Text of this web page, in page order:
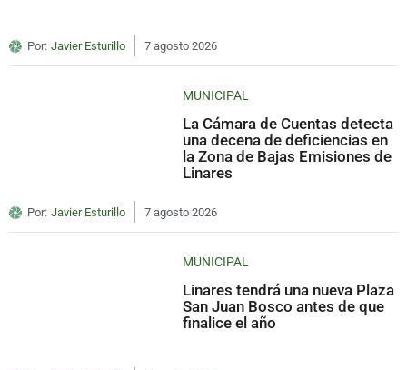
Por: Javier Esturillo 7 agosto 2026
MUNICIPAL
La Cámara de Cuentas detecta
una decena de deficiencias en
la Zona de Bajas Emisiones de
Linares
Por: Javier Esturillo 7 agosto 2026
MUNICIPAL
Linares tendrá una nueva Plaza
San Juan Bosco antes de que
finalice el año